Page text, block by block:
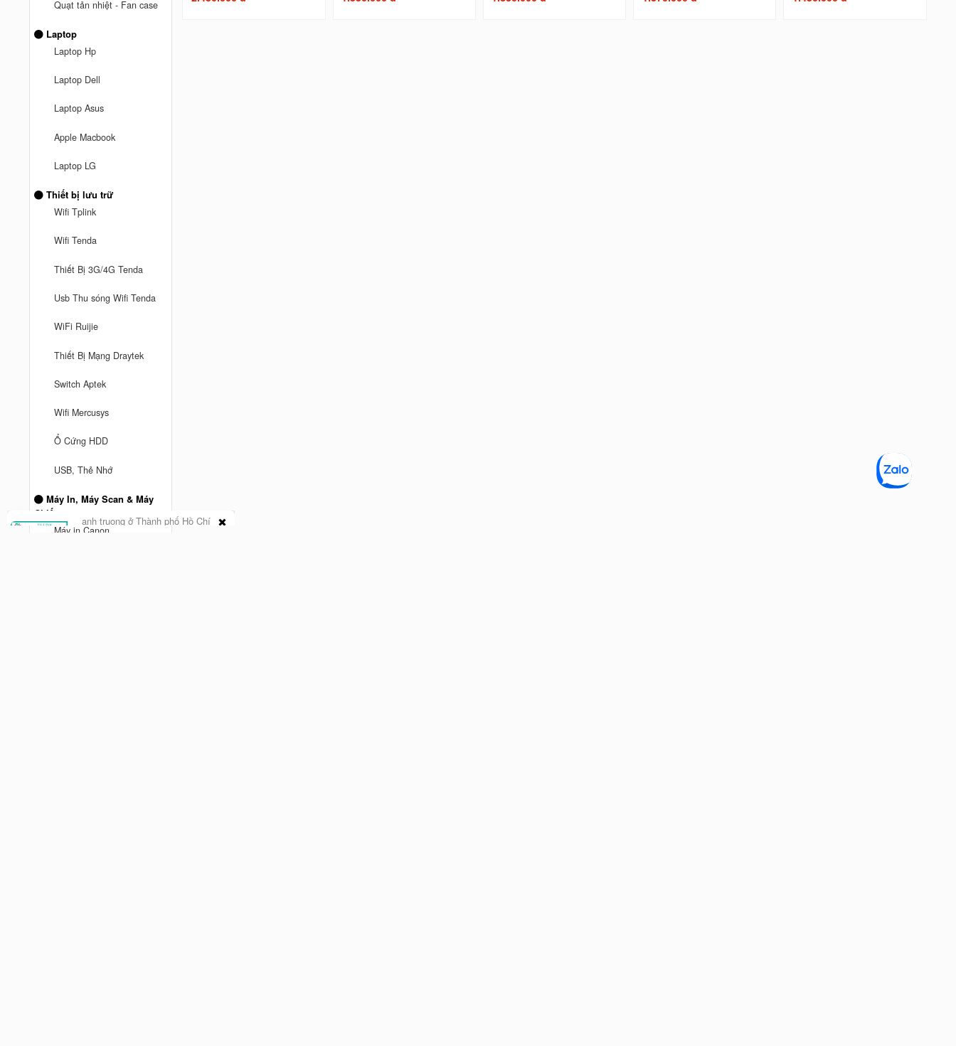
Minh
vừa mua
Mesh Wifi TPLink DECO M5 3
Pack AC1300 - Hàng Chính
hãng
Cách đây 9 tháng trước
Quạt tản nhiệt - Fan case
Laptop
Laptop Hp
Laptop Dell
Laptop Asus
Apple Macbook
Laptop LG
Thiết bị lưu trữ
Wifi Tplink
Wifi Tenda
Thiết Bị 3G/4G Tenda
Usb Thu sóng Wifi Tenda
WiFi Ruijie
Thiết Bị Mạng Draytek
Switch Aptek
Wifi Mercusys
Ổ Cứng HDD
USB, Thẻ Nhớ
Máy In, Máy Scan & Máy
Chiếu
Máy in Canon